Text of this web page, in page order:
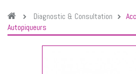
Diagnostic & Consultation
Autopiqueurs